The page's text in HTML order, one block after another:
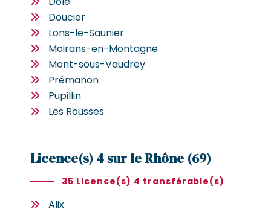
Doucier
Lons-le-Saunier
Moirans-en-Montagne
Mont-sous-Vaudrey
Prémanon
Pupillin
Les Rousses
Licence(s) 4 sur le Rhône (69)
35 Licence(s) 4 transférable(s)
Alix